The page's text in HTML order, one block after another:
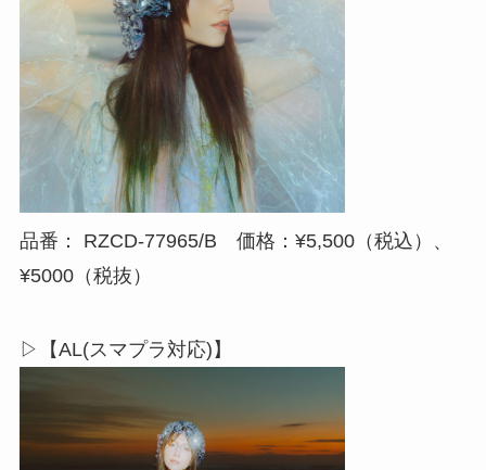
品番： RZCD-77965/B 価格：¥5,500（税込）、
¥5000（税抜）
▷【AL(スマプラ対応)】